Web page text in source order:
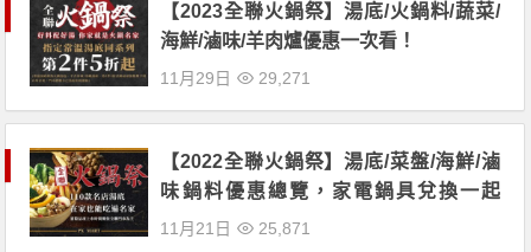
【2023全聯火鍋祭】湯底/火鍋料/蔬菜/
海鮮/滷味/羊肉爐優惠一次看！
11月29日 29,271
【2022全聯火鍋祭】湯底/菜盤/海鮮/滷
味鍋料優惠總覽，家電鍋具兌換一起
看！
11月21日 25,871